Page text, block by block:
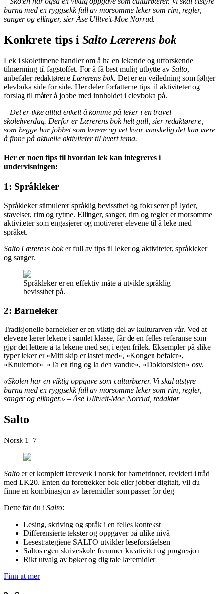
barna med en ryggsekk full av morsomme leker som rim, regler,
sanger og ellinger, sier Åse Ulltveit-Moe Norrud.
Konkrete tips i Salto Lærerens bok
Lek i skoletimene handler om å ha en lekende og utforskende
tilnærming til fagstoffet. For å få best mulig utbytte av Salto,
anbefaler redaktørene Lærerens bok. Det er en veiledning som følger
elevboka side for side. Her deler forfatterne tips til aktiviteter og
forslag til måter å jobbe med innholdet i elevboka på.
– Det er ikke alltid enkelt å komme på leker i en travel
skolehverdag. Derfor er Lærerens bok helt gull, sier redaktørene,
som begge har jobbet som lærere og vet hvor vanskelig det kan være
å finne på aktuelle aktiviteter til hvert tema.
Her er noen tips til hvordan lek kan integreres i
undervisningen:
1: Språkleker
Språkleker stimulerer språklig bevissthet og fokuserer på lyder,
stavelser, rim og rytme. Ellinger, sanger, rim og regler er morsomme
aktiviteter som engasjerer og motiverer elevene til å leke med
språket.
Salto Lærerens boker full av tips til leker og aktiviteter, språkleker
og sanger.
Språkleker er en effektiv måte å utvikle språklig
bevissthet på.
2: Barneleker
Tradisjonelle barneleker er en viktig del av kulturarven vår. Ved at
elevene lærer lekene i samlet klasse, får de en felles referanse som
gjør det lettere å ta lekene med seg i egen frilek. Eksempler på slike
typer leker er «Mitt skip er lastet med», «Kongen befaler»,
«Knutemor», «Ta en ting og la den vandre», «Doktorsisten» osv.
«Skolen har en viktig oppgave som culturbærer. Vi skal utstyre
barna med en ryggsekk full av morsomme leker som rim, regler,
sanger og ellinger.» – Åse Ulltveit-Moe Norrud, redaktør
Salto
Norsk 1–7
Salto er et komplett læreverk i norsk for barnetrinnet, revidert i tråd
med LK20. Enten du foretrekker bok eller jobber digitalt, vil du
finne en kombinasjon av læremidler som passer for deg.
Dette får du i Salto:
Lesing, skriving og språk i en felles kontekst
Differensierte tekster og oppgaver på ulike nivå
Lesestrategiene SALTO utvikler leseforståelsen
Saltos egen skriveskole fremmer kreativitet og progresjon
Rikt utvalg av bøker og digitale læremidler
Finn ut mer